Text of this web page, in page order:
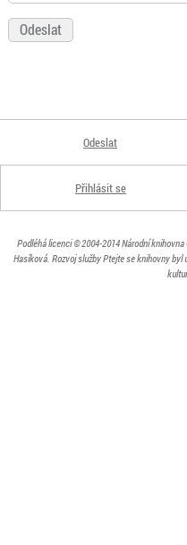
Odeslat
Přihlásit se
Podléhá licenci© 2004-2014Národní knihovna
Hasíková. Rozvoj služby Ptejte se knihovny